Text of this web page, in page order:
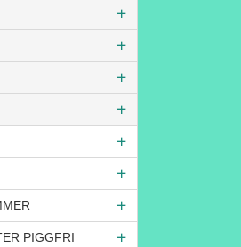
PIGGFRI